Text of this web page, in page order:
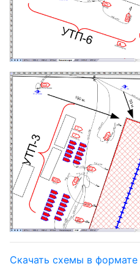
Скачать схемы в формате